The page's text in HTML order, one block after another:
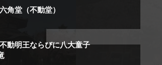
六角堂（不動堂）
不動明王ならびに八大童子